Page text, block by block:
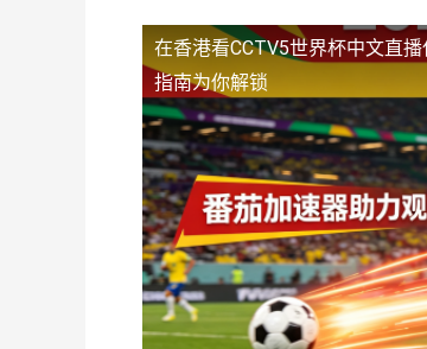
在香港看CCTV5世界杯中文直
指南为你解锁